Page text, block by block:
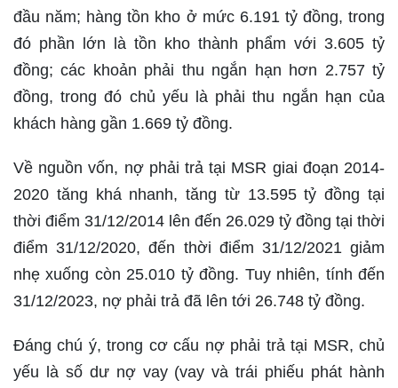
đầu năm; hàng tồn kho ở mức 6.191 tỷ đồng, trong
đó phần lớn là tồn kho thành phẩm với 3.605 tỷ
đồng; các khoản phải thu ngắn hạn hơn 2.757 tỷ
đồng, trong đó chủ yếu là phải thu ngắn hạn của
khách hàng gần 1.669 tỷ đồng.
Về nguồn vốn, nợ phải trả tại MSR giai đoạn 2014-
2020 tăng khá nhanh, tăng từ 13.595 tỷ đồng tại
thời điểm 31/12/2014 lên đến 26.029 tỷ đồng tại thời
điểm 31/12/2020, đến thời điểm 31/12/2021 giảm
nhẹ xuống còn 25.010 tỷ đồng. Tuy nhiên, tính đến
31/12/2023, nợ phải trả đã lên tới 26.748 tỷ đồng.
Đáng chú ý, trong cơ cấu nợ phải trả tại MSR, chủ
yếu là số dư nợ vay (vay và trái phiếu phát hành